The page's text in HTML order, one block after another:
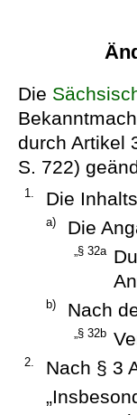
Die
durch Artikel
S. 722)
1. Die
a) Die
„§ 32a
b) Nach
„§ 32b
2.
Nach § 3